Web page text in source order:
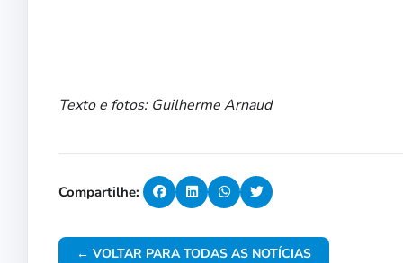
Texto e fotos: Guilherme Arnaud
Compartilhe:
← VOLTAR PARA TODAS AS NOTÍCIAS